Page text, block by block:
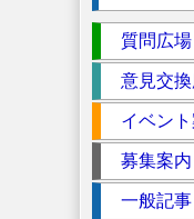
ク
シ
質問広場
意見交
イベン
募集案内
一般記事